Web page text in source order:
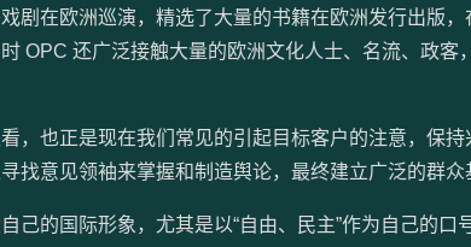
剧在欧洲巡演，精选了大量的书籍在欧洲发行出版，
OPC 还广泛接触大量的欧洲文化人士、名流、政客
，也正是现在我们常见的引起目标客户的注意，保持
找意见领袖来掌握和制造舆论，最终建立广泛的群众
己的国际形象，尤其是以“自由、民主”作为自己的口